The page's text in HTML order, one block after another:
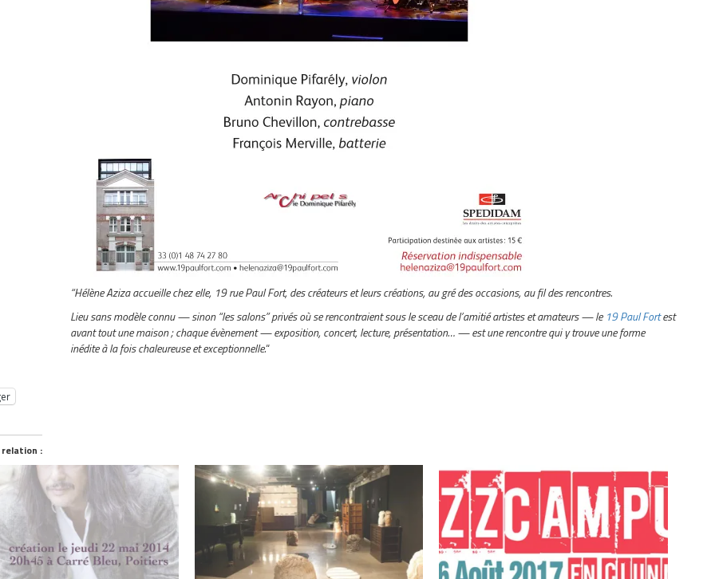
“Hélène Aziza accueille chez elle, 19 rue Paul Fort, des créateurs et leurs créations, au gré des occasions, au fil des rencontres.
Lieu sans modèle connu — sinon “les salons” privés où se rencontraient sous le sceau de l’amitié artistes et amateurs — le 19 Paul Fortest
avant tout une maison ; chaque évènement — exposition, concert, lecture, présentation… — est une rencontre qui y trouve une forme
inédite à la fois chaleureuse et exceptionnelle.“
: